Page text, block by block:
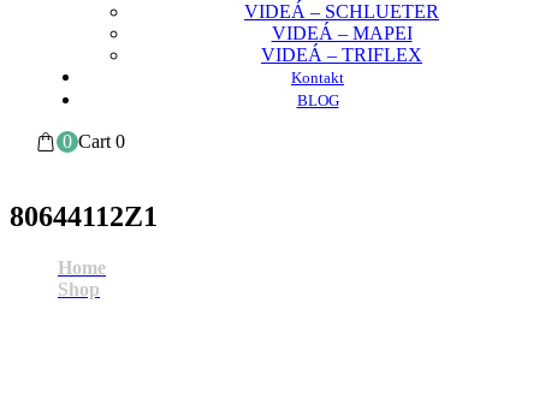
VIDEÁ – SCHLUETER
VIDEÁ – MAPEI
VIDEÁ – TRIFLEX
Kontakt
BLOG
0 Cart0
80644112Z1
Home
Shop